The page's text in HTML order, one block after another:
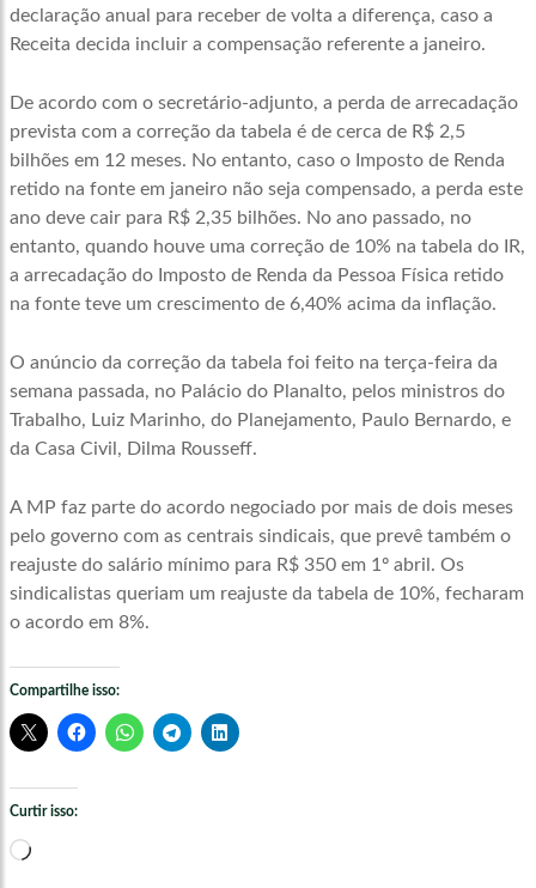
declaração anual para receber de volta a diferença, caso a
Receita decida incluir a compensação referente a janeiro.
De acordo com o secretário-adjunto, a perda de arrecadação
prevista com a correção da tabela é de cerca de R$ 2,5
bilhões em 12 meses. No entanto, caso o Imposto de Renda
retido na fonte em janeiro não seja compensado, a perda este
ano deve cair para R$ 2,35 bilhões. No ano passado, no
entanto, quando houve uma correção de 10% na tabela do IR,
a arrecadação do Imposto de Renda da Pessoa Física retido
na fonte teve um crescimento de 6,40% acima da inflação.
O anúncio da correção da tabela foi feito na terça-feira da
semana passada, no Palácio do Planalto, pelos ministros do
Trabalho, Luiz Marinho, do Planejamento, Paulo Bernardo, e
da Casa Civil, Dilma Rousseff.
A MP faz parte do acordo negociado por mais de dois meses
pelo governo com as centrais sindicais, que prevê também o
reajuste do salário mínimo para R$ 350 em 1º abril. Os
sindicalistas queriam um reajuste da tabela de 10%, fecharam
o acordo em 8%.
Compartilhe isso:
Curtir isso:
Carregando...